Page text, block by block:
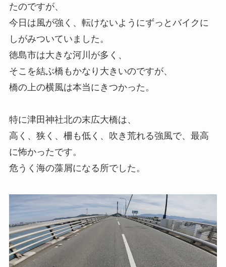
たのですが、
今日は風が強く、転けないようにずっとバイクに
しがみついていました。
徳島市は大きな河川が多く、
そこを結ぶ橋もかなり大きいのですが、
橋の上の横風は本当にきつかった。
特に津田神社北の末広大橋は、
高く、狭く、柵も低く、吹き荒れる強風で、最高
に怖かったです。
危うく海の藻屑になる所でした。